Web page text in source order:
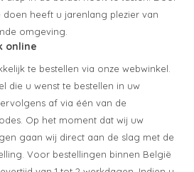
doen heeft u jarenlang plezier van
omgeving.
online
te bestellen via onze webwinkel.
die u wenst te bestellen in uw
af via één van de
Op het moment dat wij uw
gaan wij direct aan de slag met de
Voor bestellingen binnen België